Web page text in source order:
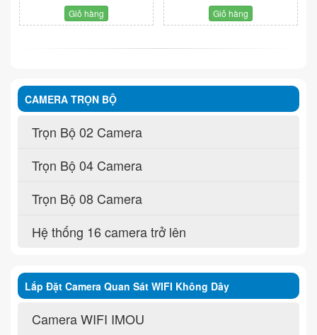
Giỏ hàng Giỏ hàng
CAMERA TRỌN BỘ
Trọn Bộ 02 Camera
Trọn Bộ 04 Camera
Trọn Bộ 08 Camera
Hệ thống 16 camera trở lên
Lắp Đặt Camera Quan Sát WIFI Không Dây
Camera WIFI IMOU